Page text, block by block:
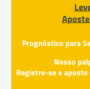
Prognóstico para
Nosso
Registre-se e